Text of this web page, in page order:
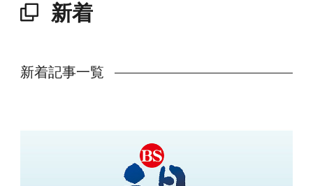
新着
新着記事一覧